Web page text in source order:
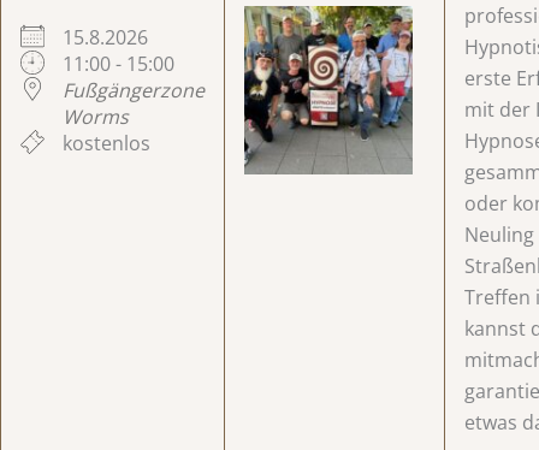
15.8.2026
11:00 - 15:00
Fußgängerzone
Worms
kostenlos
erste
mit der
oder
Treffen
kannst
etwas